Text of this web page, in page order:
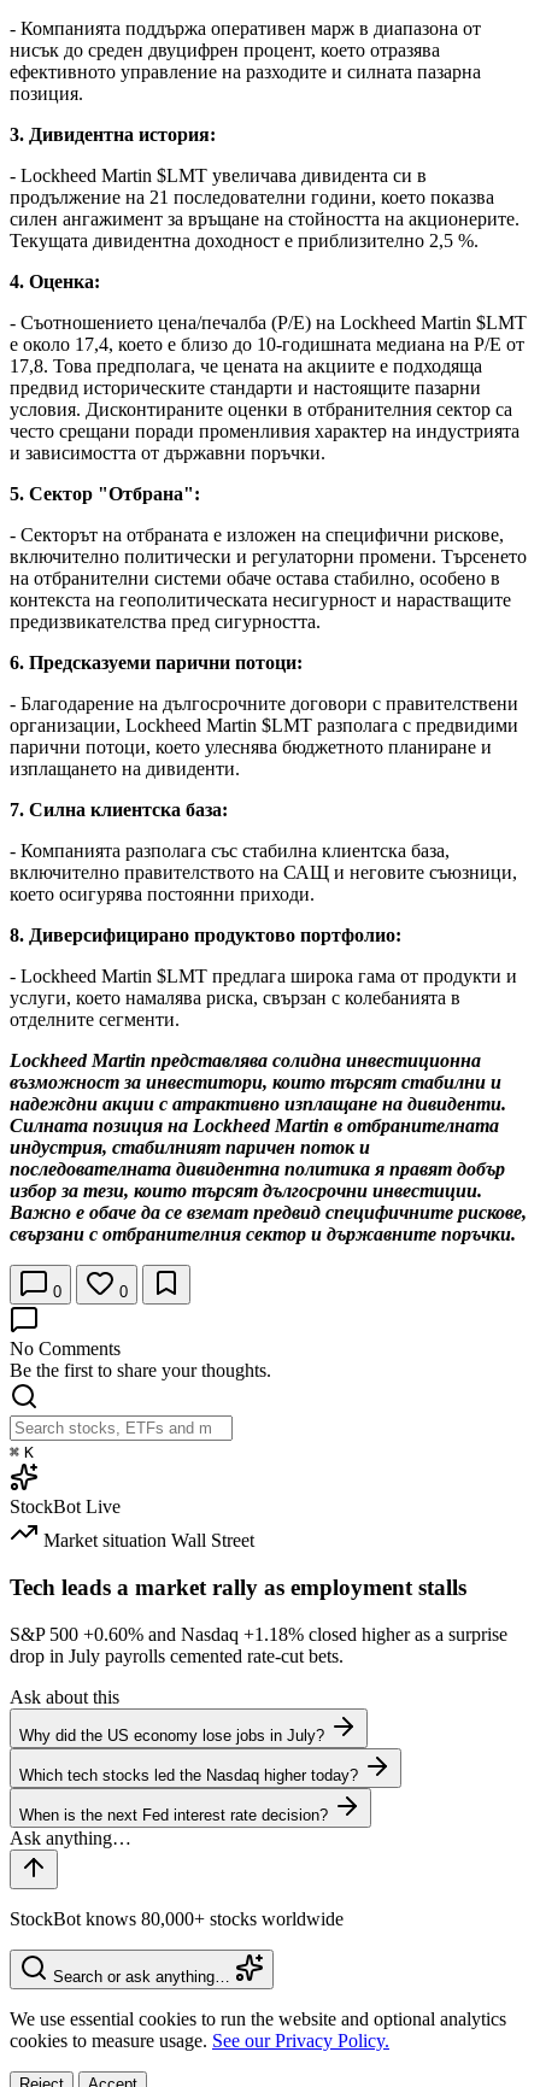
- Компанията поддържа оперативен марж в диапазона от
нисък до среден двуцифрен процент, което отразява
ефективното управление на разходите и силната пазарна
позиция.
3. Дивидентна история:
- Lockheed Martin $LMT увеличава дивидента си в
продължение на 21 последователни години, което показва
силен ангажимент за връщане на стойността на акционерите.
Текущата дивидентна доходност е приблизително 2,5 %.
4. Оценка:
- Съотношението цена/печалба (P/E) на Lockheed Martin $LMT
е около 17,4, което е близо до 10-годишната медиана на P/E от
17,8. Това предполага, че цената на акциите е подходяща
предвид историческите стандарти и настоящите пазарни
условия. Дисконтираните оценки в отбранителния сектор са
често срещани поради променливия характер на индустрията
и зависимостта от държавни поръчки.
5. Сектор "Отбрана":
- Секторът на отбраната е изложен на специфични рискове,
включително политически и регулаторни промени. Търсенето
на отбранителни системи обаче остава стабилно, особено в
контекста на геополитическата несигурност и нарастващите
предизвикателства пред сигурността.
6. Предсказуеми парични потоци:
- Благодарение на дългосрочните договори с правителствени
организации, Lockheed Martin $LMT разполага с предвидими
парични потоци, което улеснява бюджетното планиране и
изплащането на дивиденти.
7. Силна клиентска база:
- Компанията разполага със стабилна клиентска база,
включително правителството на САЩ и неговите съюзници,
което осигурява постоянни приходи.
8. Диверсифицирано продуктово портфолио:
- Lockheed Martin $LMT предлага широка гама от продукти и
услуги, което намалява риска, свързан с колебанията в
отделните сегменти.
Lockheed Martin представлява солидна инвестиционна
възможност за инвеститори, които търсят стабилни и
надеждни акции с атрактивно изплащане на дивиденти.
Силната позиция на Lockheed Martin в отбранителната
индустрия, стабилният паричен поток и
последователната дивидентна политика я правят добър
избор за тези, които търсят дългосрочни инвестиции.
Важно е обаче да се вземат предвид специфичните рискове,
свързани с отбранителния сектор и държавните поръчки.
0 0
No Comments
Be the first to share your thoughts.
⌘ K
StockBot Live
Market situation Wall Street
Tech leads a market rally as employment stalls
S&P 500 +0.60% and Nasdaq +1.18% closed higher as a surprise
drop in July payrolls cemented rate-cut bets.
Ask about this
Why did the US economy lose jobs in July?
Which tech stocks led the Nasdaq higher today?
When is the next Fed interest rate decision?
StockBot knows 80,000+ stocks worldwide
Search or ask anything…
We use essential cookies to run the website and optional analytics
cookies to measure usage. See our Privacy Policy.